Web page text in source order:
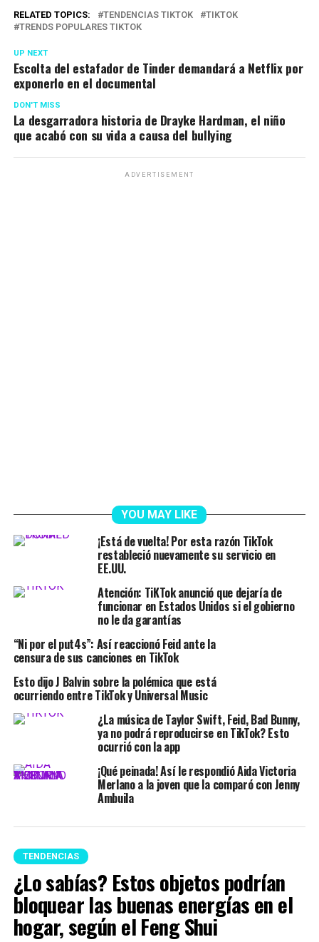
RELATED TOPICS: TENDENCIAS TIKTOK
TIKTOK
TRENDS POPULARES TIKTOK
UP NEXT
Escolta del estafador de Tinder demandará a Netflix por
exponerlo en el documental
DON'T MISS
La desgarradora historia de Drayke Hardman, el niño
que acabó con su vida a causa del bullying
ADVERTISEMENT
YOU MAY LIKE
¡Está de vuelta! Por esta razón TikTok
restableció nuevamente su servicio en
EE.UU.
Atención: TiKTok anunció que dejaría de
funcionar en Estados Unidos si el gobierno
no le da garantías
“Ni por el put4s”: Así reaccionó Feid ante la
censura de sus canciones en TikTok
Esto dijo J Balvin sobre la polémica que está
ocurriendo entre TikTok y Universal Music
¿La música de Taylor Swift, Feid, Bad Bunny,
ya no podrá reproducirse en TikTok? Esto
ocurrió con la app
¡Qué peinada! Así le respondió Aida Victoria
Merlano a la joven que la comparó con Jenny
Ambuila
TENDENCIAS
¿Lo sabías? Estos objetos podrían
bloquear las buenas energías en el
hogar, según el Feng Shui